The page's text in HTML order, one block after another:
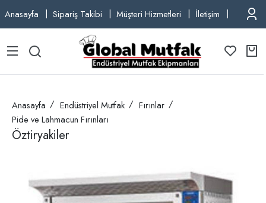
Anasayfa Sipariş Takibi Müşteri Hizmetleri İletişim TEL:
Anasayfa Endüstriyel Mutfak
Fırınlar
Pide ve Lahmacun Fırınları
Öztiryakiler